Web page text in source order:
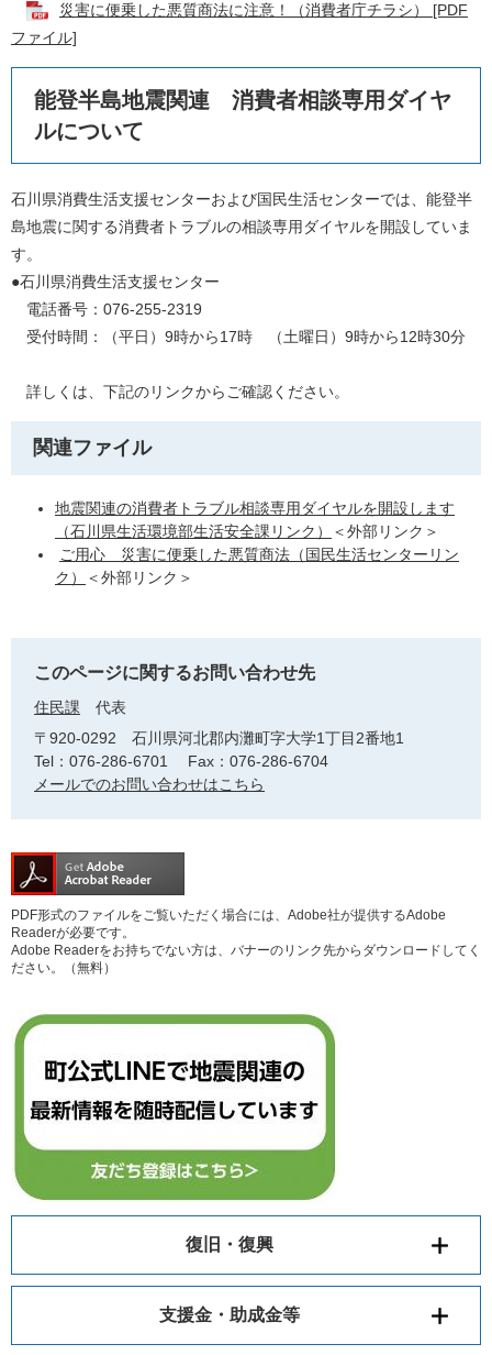
災害に便乗した悪質商法に注意！（消費者庁チラシ） [PDF
ファイル]
能登半島地震関連 消費者相談専用ダイヤ
ルについて
石川県消費生活支援センターおよび国民生活センターでは、能登半
島地震に関する消費者トラブルの相談専用ダイヤルを開設していま
す。
●石川県消費生活支援センター
電話番号：076-255-2319
受付時間：（平日）9時から17時 （土曜日）9時から12時30分
詳しくは、下記のリンクからご確認ください。
関連ファイル
地震関連の消費者トラブル相談専用ダイヤルを開設します
（石川県生活環境部生活安全課リンク）
＜外部リンク＞
ご用心 災害に便乗した悪質商法（国民生活センターリン
ク）
＜外部リンク＞
このページに関するお問い合わせ先
住民課
代表
〒920-0292
石川県河北郡内灘町字大学1丁目2番地1
Tel：076-286-6701
Fax：076-286-6704
メールでのお問い合わせはこちら
PDF形式のファイルをご覧いただく場合には、Adobe社が提供するAdobe
Readerが必要です。
Adobe Readerをお持ちでない方は、バナーのリンク先からダウンロードしてく
ださい。（無料）
復旧・復興
支援金・助成金等